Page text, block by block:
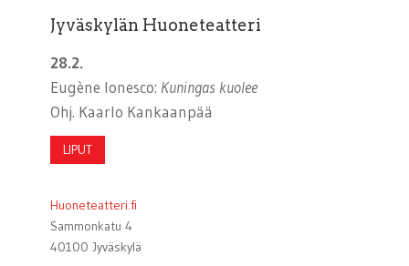
Jyväskylän Huoneteatteri
28.2.
Eugène Ionesco: Kuningas kuolee
Ohj. Kaarlo Kankaanpää
LIPUT
Huoneteatteri.fi
Sammonkatu 4
40100 Jyväskylä